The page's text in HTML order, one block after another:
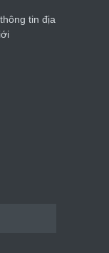
tin địa